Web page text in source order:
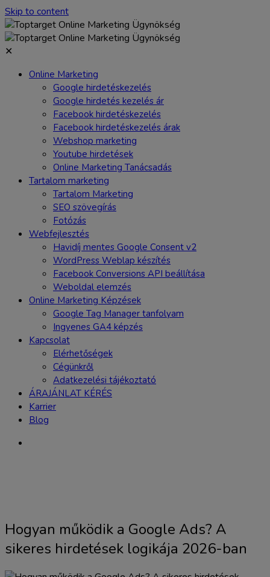
Skip to content
✕
Online Marketing
Google hirdetéskezelés
Google hirdetés kezelés ár
Facebook hirdetéskezelés
Facebook hirdetéskezelés árak
Webshop marketing
Youtube hirdetések
Online Marketing Tanácsadás
Tartalom marketing
Tartalom Marketing
SEO szövegírás
Fotózás
Webfejlesztés
Havidíj mentes Google Consent v2
WordPress Weblap készítés
Facebook Conversions API beállítása
Weboldal elemzés
Online Marketing Képzések
Google Tag Manager tanfolyam
Ingyenes GA4 képzés
Kapcsolat
Elérhetőségek
Cégünkről
Adatkezelési tájékoztató
ÁRAJÁNLAT KÉRÉS
Karrier
Blog
Hogyan működik a Google Ads? A
sikeres hirdetések logikája 2026-ban